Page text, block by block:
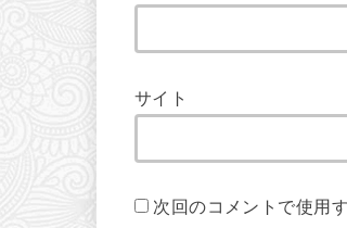
サイト
次回のコメントで使用